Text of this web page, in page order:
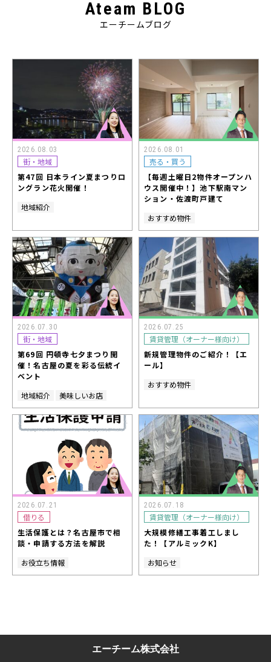
Ateam BLOG
エーチームブログ
2026.08.03
街・地域
第47回 日本ライン夏まつりロ
ングラン花火開催！
地域紹介
2026.08.01
売る・買う
【毎週土曜日2物件オープンハ
ウス開催中！】池下駅南マン
ション・佐渡町戸建て
おすすめ物件
2026.07.30
街・地域
第69回 円頓寺七夕まつり開
催！名古屋の夏を彩る伝統イ
ベント
地域紹介
美味しいお店
2026.07.25
賃貸管理（オーナー様向け）
新規管理物件のご紹介！【エ
ール】
おすすめ物件
2026.07.21
借りる
生活保護とは？名古屋市で相
談・申請する方法を解説
お役立ち情報
2026.07.18
賃貸管理（オーナー様向け）
大規模修繕工事着工しまし
た！【アルミックK】
お知らせ
エーチーム株式会社